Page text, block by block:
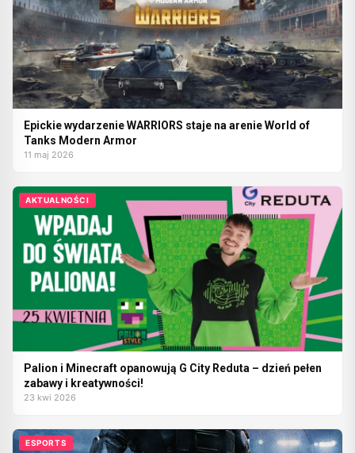
Epickie wydarzenie WARRIORS staje na arenie World of
Tanks Modern Armor
11 maj 2026
AKTUALNOŚCI
Palion i Minecraft opanowują G City Reduta – dzień pełen
zabawy i kreatywności!
23 kwi 2026
ESPORTS